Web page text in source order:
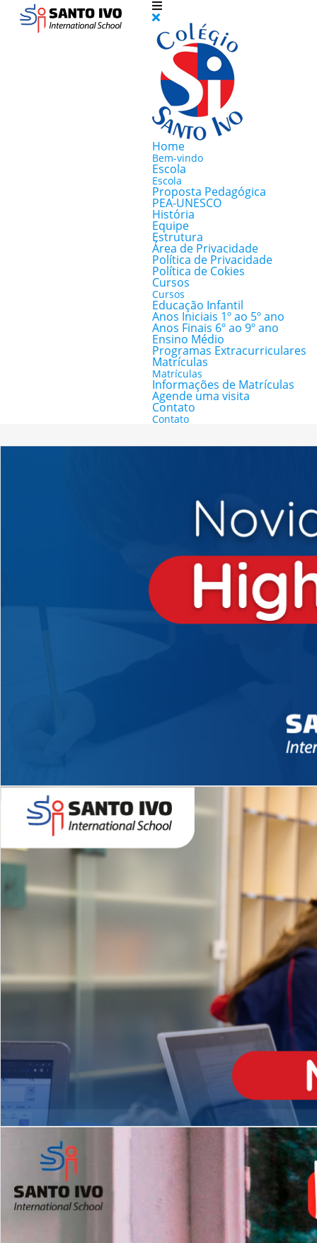
Home
Bem-vindo
Escola
Escola
Proposta Pedagógica
PEA-UNESCO
História
Equipe
Estrutura
Área de Privacidade
Política de Privacidade
Política de Cokies
Cursos
Cursos
Educação Infantil
Anos Iniciais 1º ao 5º ano
Anos Finais 6º ao 9º ano
Ensino Médio
Programas Extracurriculares
Matrículas
Matrículas
Informações de Matrículas
Agende uma visita
Contato
Contato
Novidades 2026 High School
Matrículas Abertas 2026
EDUCAÇÃO INFANTIL
Inglês todos os dias
MÉDIO
igh School
Dupla Diplomação
2º AO 5º ANO FUNDAMENTAL